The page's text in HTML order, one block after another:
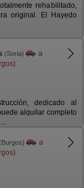
rehabilitado,
original. El Hayedo
(Soria)
a
dedicado al
alquilar completo
a